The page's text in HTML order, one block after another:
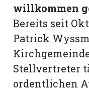
willkommen
Bereits seit
Patrick
Stellvertreter
ordentlichen